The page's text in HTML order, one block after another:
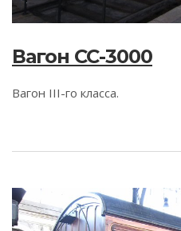
Вагон CC-3000
Вагон III-го класса.